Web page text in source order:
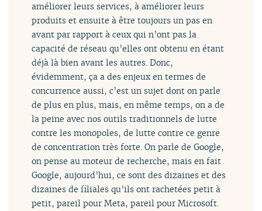
améliorer leurs services, à améliorer leurs
produits et ensuite à être toujours un pas en
avant par rapport à ceux qui n’ont pas la
capacité de réseau qu’elles ont obtenu en étant
déjà là bien avant les autres. Donc,
évidemment, ça a des enjeux en termes de
concurrence aussi, c’est un sujet dont on parle
de plus en plus, mais, en même temps, on a de
la peine avec nos outils traditionnels de lutte
contre les monopoles, de lutte contre ce genre
de concentration très forte. On parle de Google,
on pense au moteur de recherche, mais en fait
Google, aujourd’hui, ce sont des dizaines et des
dizaines de filiales qu’ils ont rachetées petit à
petit, pareil pour Meta, pareil pour Microsoft.